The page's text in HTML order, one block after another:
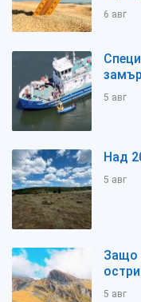
6 авг
5 авг
Над
5 авг
Защо
5 авг